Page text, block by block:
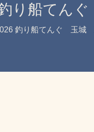
り船てん
釣り船てんぐ 玉城